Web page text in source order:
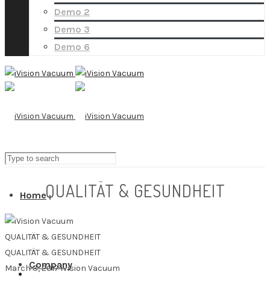
Demo 2
Demo 3
Demo 6
Home
Company
QUALITÄT & GESUNDHEIT
QUALITÄT & GESUNDHEIT
QUALITÄT & GESUNDHEIT
March 3, 2017iVision Vacuum